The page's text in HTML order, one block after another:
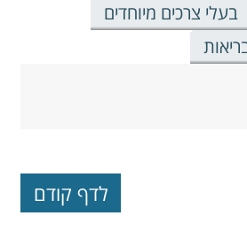
בעלי צרכים מיוחדים